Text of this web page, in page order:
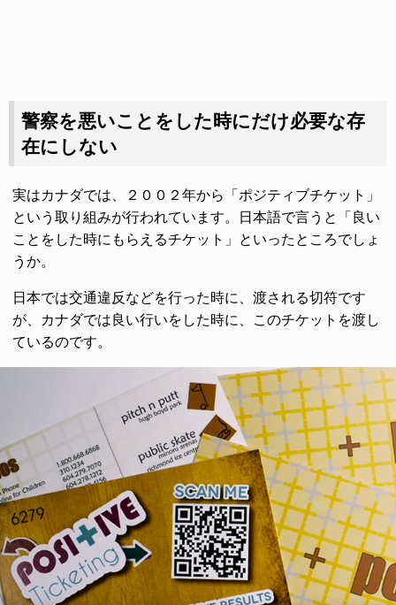
警察を悪いことをした時にだけ必要な存
在にしない
実はカナダでは、２００２年から「ポジティブチケット」
という取り組みが行われています。日本語で言うと「良い
ことをした時にもらえるチケット」といったところでしょ
うか。
日本では交通違反などを行った時に、渡される切符です
が、カナダでは良い行いをした時に、このチケットを渡し
ているのです。